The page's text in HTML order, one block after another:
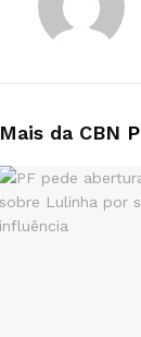
Mais da CBN